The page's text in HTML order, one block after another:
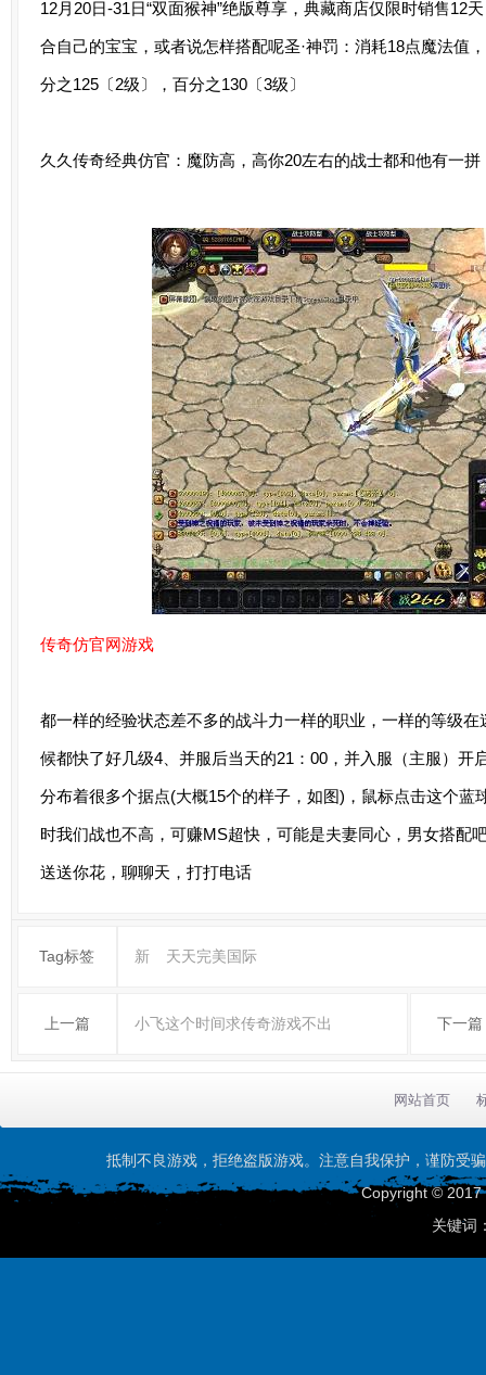
12月20日-31日“双面猴神”绝版尊享，典藏商店仅限时销售12
合自己的宝宝，或者说怎样搭配呢圣·神罚：消耗18点魔法值
分之125〔2级〕，百分之130〔3级〕
久久传奇经典仿官：魔防高，高你20左右的战士都和他有一拼
传奇仿官网游戏
都一样的经验状态差不多的战斗力一样的职业，一样的等级
候都快了好几级4、并服后当天的21：00，并入服（主服）开
分布着很多个据点(大概15个的样子，如图)，鼠标点击这个蓝
时我们战也不高，可赚MS超快，可能是夫妻同心，男女搭配
送送你花，聊聊天，打打电话
Tag标签 新 天天完美国际
上一篇 小飞这个时间求传奇游戏不出 下一篇
网站首页
抵制不良游戏，拒绝盗版游戏。注意自我保护，谨防受
Copyright © 2017
关键词